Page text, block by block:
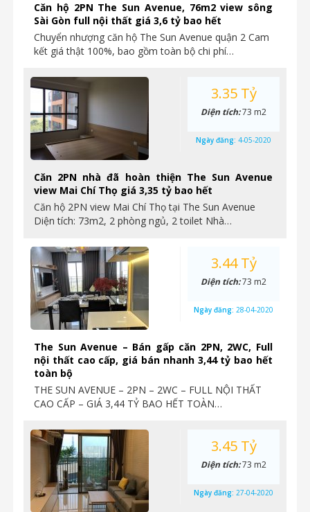
Căn hộ 2PN The Sun Avenue, 76m2 view sông
Sài Gòn full nội thất giá 3,6 tỷ bao hết
Chuyển nhượng căn hộ The Sun Avenue quận 2 Cam
kết giá thật 100%, bao gồm toàn bộ chi phí…
Căn 2PN nhà đã hoàn thiện The Sun Avenue
view Mai Chí Thọ giá 3,35 tỷ bao hết
Căn hộ 2PN view Mai Chí Thọ tại The Sun Avenue
Diện tích: 73m2, 2 phòng ngủ, 2 toilet Nhà…
3.35 Tỷ
Diện tích:73 m2
Ngày đăng: 4-05-2020
The Sun Avenue – Bán gấp căn 2PN, 2WC, Full
nội thất cao cấp, giá bán nhanh 3,44 tỷ bao hết
toàn bộ
THE SUN AVENUE – 2PN – 2WC – FULL NỘI THẤT
CAO CẤP – GIÁ 3,44 TỶ BAO HẾT TOÀN…
3.44 Tỷ
Diện tích:73 m2
Ngày đăng: 28-04-2020
3.45 Tỷ
Diện tích:73 m2
Ngày đăng: 27-04-2020